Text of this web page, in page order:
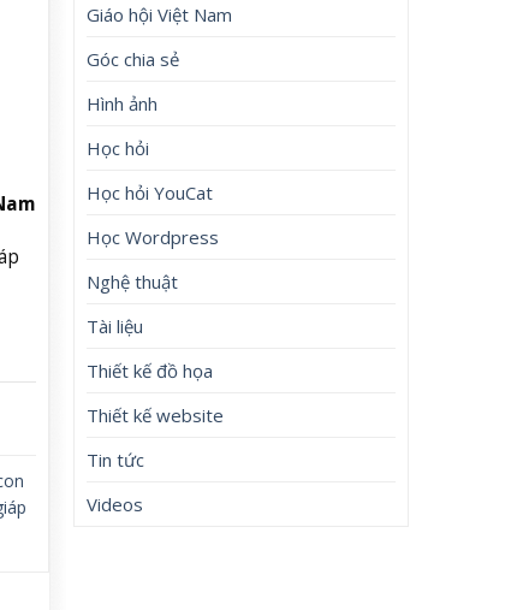
Giáo hội Việt Nam
Góc chia sẻ
Hình ảnh
Học hỏi
Học hỏi YouCat
Học Wordpress
Nghệ thuật
Tài liệu
Thiết kế đồ họa
Thiết kế website
Tin tức
Videos